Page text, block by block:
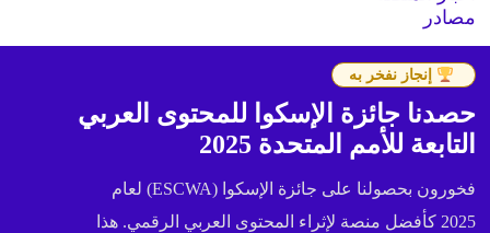
مصادر
إنجاز نفخر به
حصدنا جائزة الإسكوا للمحتوى العربي
التابعة للأمم المتحدة 2025
فخورون بحصولنا على جائزة الإسكوا (ESCWA) لعام
2025 كأفضل منصة لإثراء المحتوى العربي الرقمي. هذا